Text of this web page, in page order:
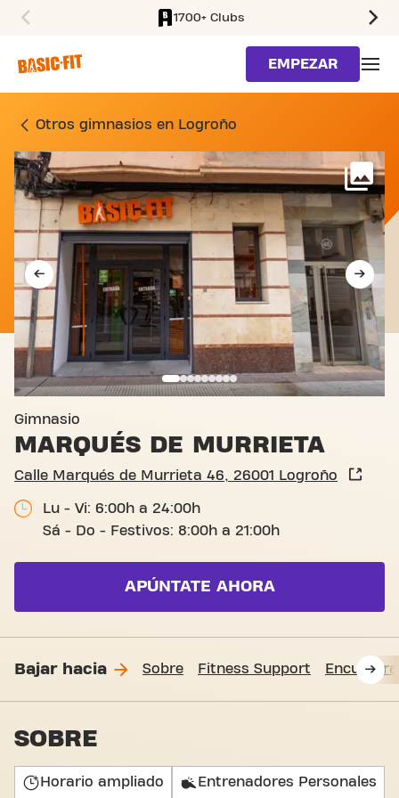
1700+ Clubs
EMPEZAR
GIMNASIO CALLE
Otros gimnasios en Logroño
Gimnasio
MARQUÉS DE MURRIETA
Calle Marqués de Murrieta 46, 26001 Logroño
Lu - Vi: 6:00h a 24:00h
Sá - Do - Festivos: 8:00h a 21:00h
APÚNTATE AHORA
Bajar hacia Sobre Fitness Support
SOBRE
Horario ampliado Entrenadores Personales